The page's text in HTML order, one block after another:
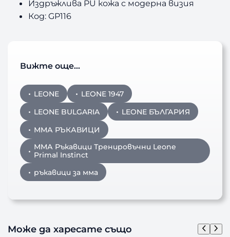
Издръжлива PU кожа с модерна визия
Код: GP116
Вижте още…
LEONE
LEONE 1947
LEONE BULGARIA
LEONE БЪЛГАРИЯ
ММА РЪКАВИЦИ
ММА Ръкавици Тренировъчни Leone
Primal Instinct
ръкавици за мма
Може да харесате също